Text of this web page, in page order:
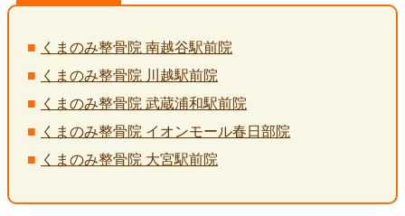
くまのみ整骨院 南越谷駅前院
くまのみ整骨院 川越駅前院
くまのみ整骨院 武蔵浦和駅前院
くまのみ整骨院 イオンモール春日部院
くまのみ整骨院 大宮駅前院